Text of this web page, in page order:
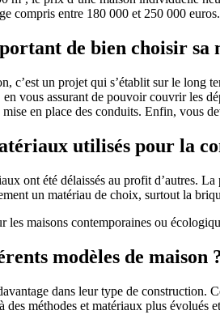
compris entre 180 000 et 250 000 euros.
de bien choisir sa
c’est un projet qui s’établit sur le long
vous assurant de pouvoir couvrir les
en place des conduits. Enfin, vous
utilisés pour la
ont été délaissés au profit d’autres.
un matériau de choix, surtout la
les maisons contemporaines ou
modèles de maison
dans leur type de construction.
des méthodes et matériaux plus évolués